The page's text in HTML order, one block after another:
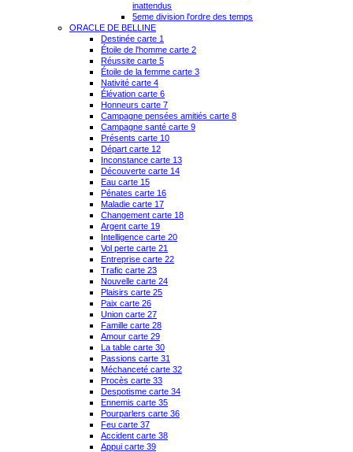
inattendus
5eme division l'ordre des temps
ORACLE DE BELLINE
Destinée carte 1
Étoile de l'homme carte 2
Réussite carte 5
Étoile de la femme carte 3
Nativité carte 4
Élévation carte 6
Honneurs carte 7
Campagne pensées amitiés carte 8
Campagne santé carte 9
Présents carte 10
Départ carte 12
Inconstance carte 13
Découverte carte 14
Eau carte 15
Pénates carte 16
Maladie carte 17
Changement carte 18
Argent carte 19
Intelligence carte 20
Vol perte carte 21
Entreprise carte 22
Trafic carte 23
Nouvelle carte 24
Plaisirs carte 25
Paix carte 26
Union carte 27
Famille carte 28
Amour carte 29
La table carte 30
Passions carte 31
Méchanceté carte 32
Procès carte 33
Despotisme carte 34
Ennemis carte 35
Pourparlers carte 36
Feu carte 37
Accident carte 38
Appui carte 39